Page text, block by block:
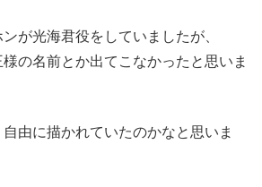
が光海君役をしていましたが、
の名前とか出てこなかったと思いま
由に描かれていたのかなと思いま